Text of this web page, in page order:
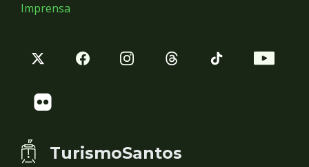
Imprensa
TurismoSantos